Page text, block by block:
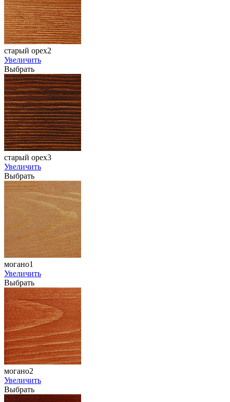
старый орех2
Увеличить
Выбрать
старый орех3
Увеличить
Выбрать
могано1
Увеличить
Выбрать
могано2
Увеличить
Выбрать